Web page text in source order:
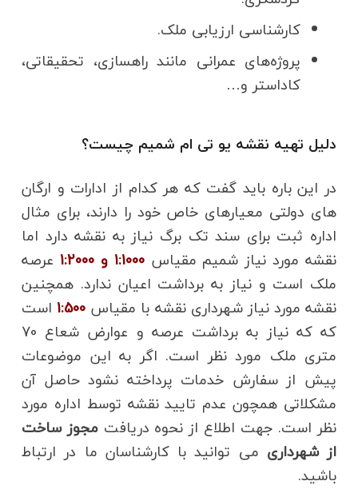
کارشناسی ارزیابی ملک.
پروژه‌های عمرانی مانند راهسازی، تحقیقاتی،
کاداستر و…
دلیل تهیه نقشه یو تی ام شمیم چیست؟
در این باره باید گفت که هر کدام از ادارات و ارگان
های دولتی معیارهای خاص خود را دارند، برای مثال
اداره ثبت برای سند تک برگ نیاز به نقشه دارد اما
نقشه مورد نیاز شمیم مقیاس1:1000 و 1:2000
عرصه
ملک است و نیاز به برداشت اعیان ندارد. همچنین
نقشه مورد نیاز شهرداری نقشه با مقیاس 1:500 است
که که نیاز به برداشت عرصه و عوارض شعاع 70
متری ملک مورد نظر است. اگر به این موضوعات
پیش از سفارش خدمات پرداخته نشود حاصل آن
مشکلاتی همچون عدم تایید نقشه توسط اداره مورد
نظر است. جهت اطلاع از نحوه دریافتمجوز ساخت
از شهرداری می توانید با کارشناسان ما در ارتباط
باشید.